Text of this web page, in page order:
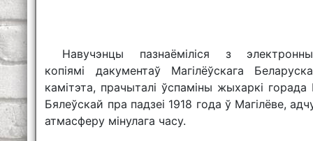
Навучэнцы пазнаёміліся з
копіямі дакументаў Магілёўскага
камітэта, прачыталі ўспаміны жыхаркі
Бялеўскай пра падзеі 1918 года ў Магілёве,
атмасферу мінулага часу.